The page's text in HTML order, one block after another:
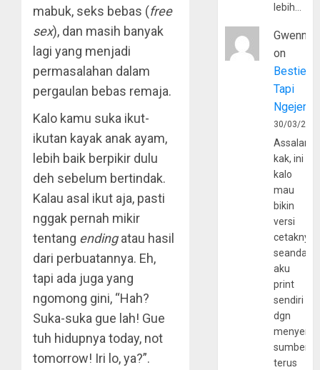
mabuk, seks bebas (free
sex), dan masih banyak
lagi yang menjadi
permasalahan dalam
pergaulan bebas remaja.
Kalo kamu suka ikut-
ikutan kayak anak ayam,
lebih baik berpikir dulu
deh sebelum bertindak.
Kalau asal ikut aja, pasti
nggak pernah mikir
tentang endingatau hasil
dari perbuatannya. Eh,
tapi ada juga yang
ngomong gini, “Hah?
Suka-suka gue lah! Gue
tuh hidupnya today, not
tomorrow! Iri lo, ya?”.
lebih…
Gwenny
on
Bestie
Tapi
30/03/
kak, ini
kalo
mau
bikin
versi
cetaknya
aku
print
sendiri
dgn
sumber
terus